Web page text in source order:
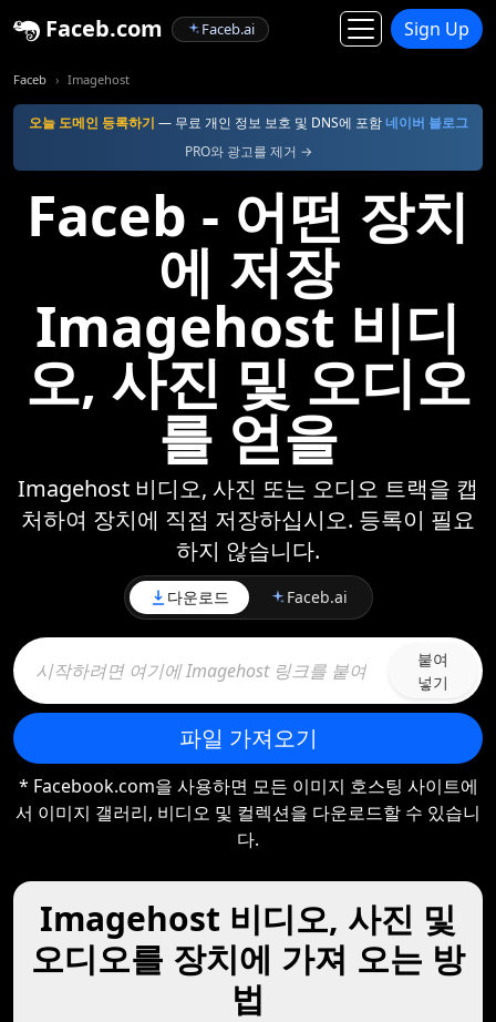
Faceb.com Faceb.ai Sign Up
Faceb Imagehost
오늘 도메인 등록하기 — 무료 개인 정보 보호 및 DNS에 포함네이버 블로그
PRO와 광고를 제거 →
Faceb - 어떤 장치
에 저장
Imagehost 비디
오, 사진 및 오디오
를 얻을
Imagehost 비디오, 사진 또는 오디오 트랙을 캡
처하여 장치에 직접 저장하십시오. 등록이 필요
하지 않습니다.
다운로드 Faceb.ai
붙여
넣기
파일 가져오기
* Facebook.com을 사용하면 모든 이미지 호스팅 사이트에
서 이미지 갤러리, 비디오 및 컬렉션을 다운로드할 수 있습니
다.
Imagehost 비디오, 사진 및
오디오를 장치에 가져 오는 방
법